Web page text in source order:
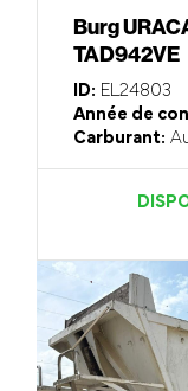
Burg
TAD942VE
ID: EL24803
Année de
Carburant: